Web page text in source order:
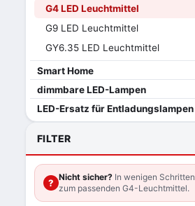
G4 LED Leuchtmittel
G9 LED Leuchtmittel
GY6.35 LED Leuchtmittel
Smart Home
dimmbare LED-Lampen
LED-Ersatz für Entladungslampen
FILTER
?
Nicht sicher? In wenigen Schritten
zum passenden G4-Leuchtmittel.